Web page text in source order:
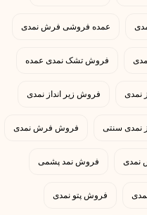
عمده فروشی فرش نمدی
فروش تشک نمدی عمده
نمدی فروش زیر انداز نمدی
نمدی سنتی فروش فرش نمدی
نمدی فروش نمد پشمی
فروش پتو نمدی